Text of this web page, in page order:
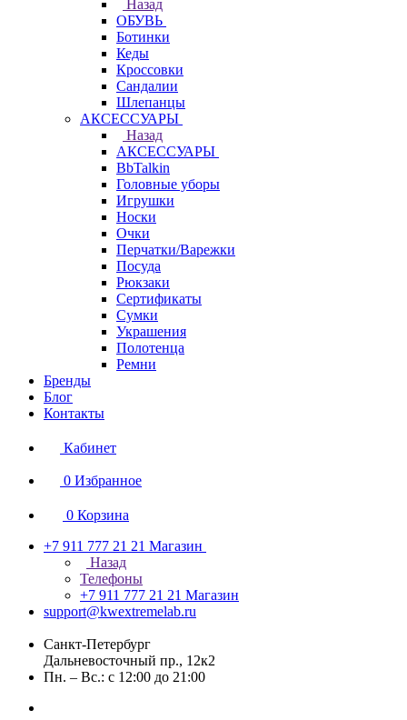
Назад
ОБУВЬ
Ботинки
Кеды
Кроссовки
Сандалии
Шлепанцы
АКСЕССУАРЫ
Назад
АКСЕССУАРЫ
BbTalkin
Головные уборы
Игрушки
Носки
Очки
Перчатки/Варежки
Посуда
Рюкзаки
Сертификаты
Сумки
Украшения
Полотенца
Ремни
Бренды
Блог
Контакты
Кабинет
0 Избранное
0 Корзина
+7 911 777 21 21 Магазин
Назад
Телефоны
+7 911 777 21 21 Магазин
support@kwextremelab.ru
Санкт-Петербург
Дальневосточный пр., 12к2
Пн. – Вс.: с 12:00 до 21:00